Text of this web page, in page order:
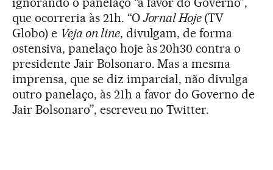
que ocorreria às 21h. “OJornal Hoje (TV
Globo) e Veja on line, divulgam, de forma
ostensiva, panelaço hoje às 20h30 contra o
presidente Jair Bolsonaro. Mas a mesma
imprensa, que se diz imparcial, não divulga
outro panelaço, às 21h a favor do Governo de
Jair Bolsonaro”, escreveu no Twitter.